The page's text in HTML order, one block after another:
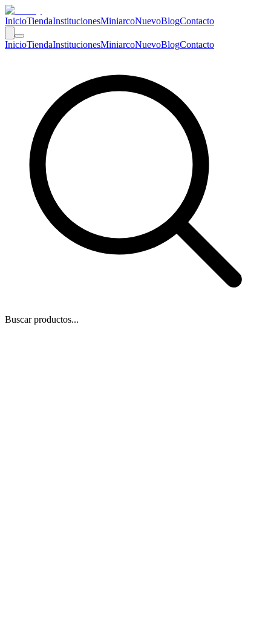
InicioTiendaInstitucionesMiniarcoNuevoBlogContacto
InicioTiendaInstitucionesMiniarcoNuevoBlogContacto
Buscar productos...